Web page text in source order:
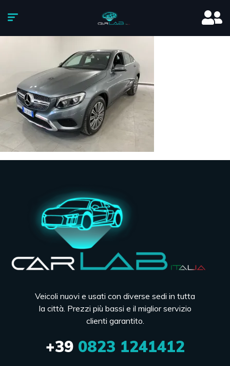
Veicoli nuovi e usati con diverse sedi in tutta
la città. Prezzi più bassi e il miglior servizio
clienti garantito.
+390823 1241412